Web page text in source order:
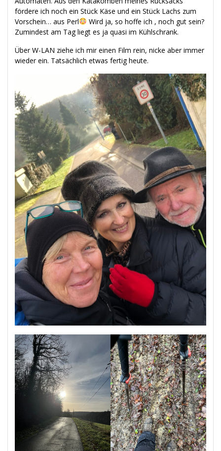
fördere ich noch ein Stück Käse und ein Stück Lachs zum
Vorschein… aus Perl
Wird ja, so hoffe ich , noch gut sein?
Zumindest am Tag liegt es ja quasi im Kühlschrank.
Über W-LAN ziehe ich mir einen Film rein, nicke aber immer
wieder ein. Tatsächlich etwas fertig heute.